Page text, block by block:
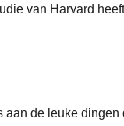
van Harvard heeft
aan de leuke dingen